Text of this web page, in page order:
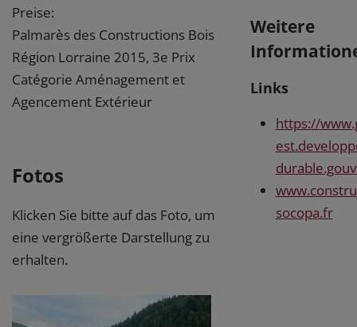
Preise:
Palmarès des Constructions Bois
Région Lorraine 2015, 3e Prix
Catégorie Aménagement et
Agencement Extérieur
Fotos
Klicken Sie bitte auf das Foto, um
eine vergrößerte Darstellung zu
erhalten.
Weitere
Links
https://
socopa.fr